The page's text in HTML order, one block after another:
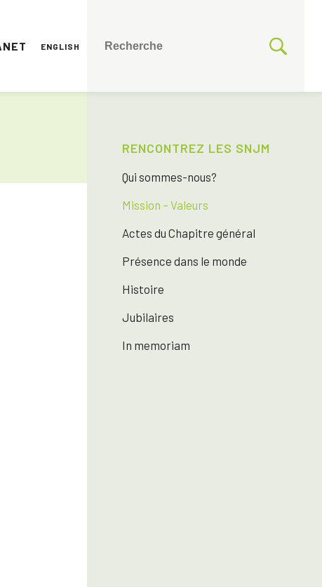
ENGLISH
RENCONTREZ LES SNJM
Qui sommes-nous?
Mission – Valeurs
Actes du Chapitre général
Présence dans le monde
Histoire
Jubilaires
In memoriam